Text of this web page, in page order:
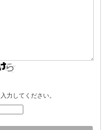
力してください。